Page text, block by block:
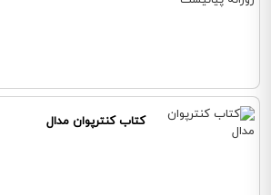
کتاب کنترپوان مدال